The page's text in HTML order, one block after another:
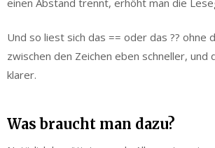
Und so liest sich das == oder das ?? ohne
zwischen den Zeichen eben schneller, und
klarer.
Was braucht man dazu?